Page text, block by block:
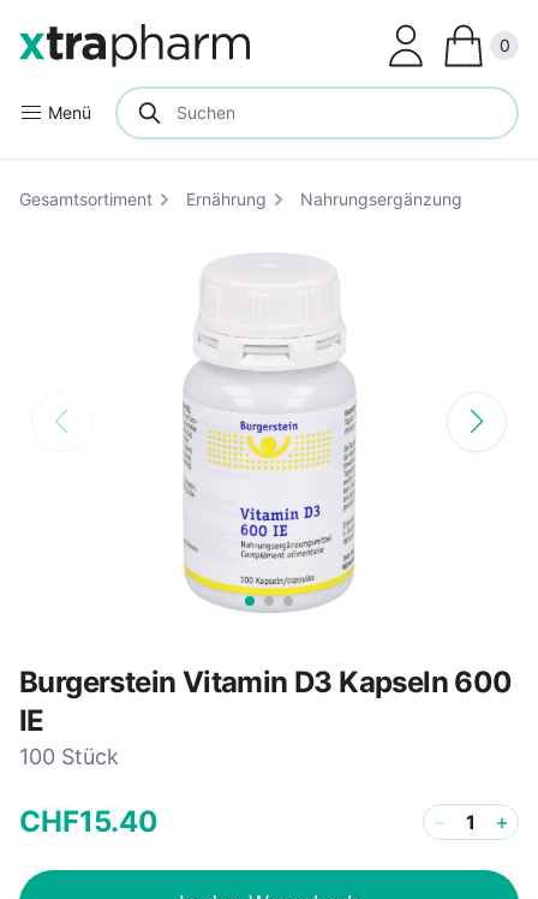
Menü
0
Gesamtsortiment Ernährung Nahrungsergänzung
Burgerstein Vitamin D3 Kapseln 600
IE
100 Stück
CHF15.40 − +